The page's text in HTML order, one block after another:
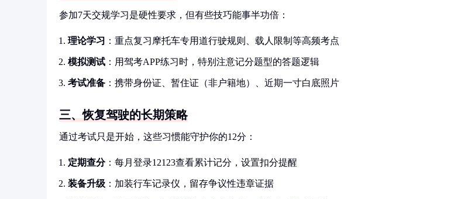
参加7天交规学习是硬性要求，但有些技巧能事半功倍：
理论学习 ：重点复习摩托车专用道行驶规则、载人限制等高频考点
模拟测试 ：用驾考APP练习时，特别注意记分题型的答题逻辑
考试准备 ：携带身份证、暂住证（非户籍地）、近期一寸白底照片
三、恢复驾驶的长期策略
通过考试只是开始，这些习惯能守护你的12分：
定期查分：每月登录12123查看累计记分，设置扣分提醒
装备升级 ：加装行车记录仪，留存争议性违章证据